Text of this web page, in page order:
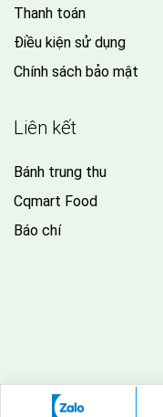
Thanh toán
Điều kiện sử dụng
Chính sách bảo mật
Liên kết
Bánh trung thu
Cqmart Food
Báo chí